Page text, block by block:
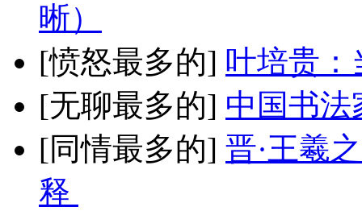
晰）
[愤怒最多的] 叶培贵：
[无聊最多的] 中国书法
[同情最多的] 晋·王羲
释